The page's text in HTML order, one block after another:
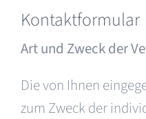
Kontaktformular
Art und Zweck der
Die von Ihnen
zum Zweck der